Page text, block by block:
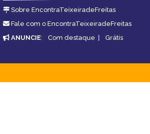
Sobre EncontraTeixeiradeFreitas
Fale com o EncontraTeixeiradeFreitas
ANUNCIE: Com destaque | Grátis